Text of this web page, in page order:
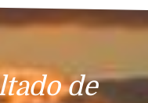
de